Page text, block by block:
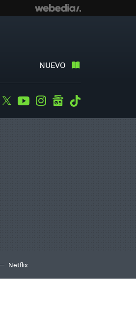
NUEVO
Facebook
TwitterYoutubeInstagramgooglenews
Netflix